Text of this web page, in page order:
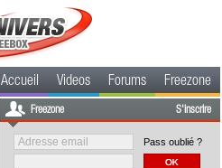
Accueil Videos Forums Freezone
Freezone S'inscrire
Pass oublié ?